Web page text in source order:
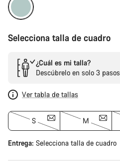
Selecciona talla de cuadro
¿Cuál es mi talla?
Descúbrelo en solo 3 pasos
Ver tabla de tallas
S M
Entrega: Selecciona talla de cuadro